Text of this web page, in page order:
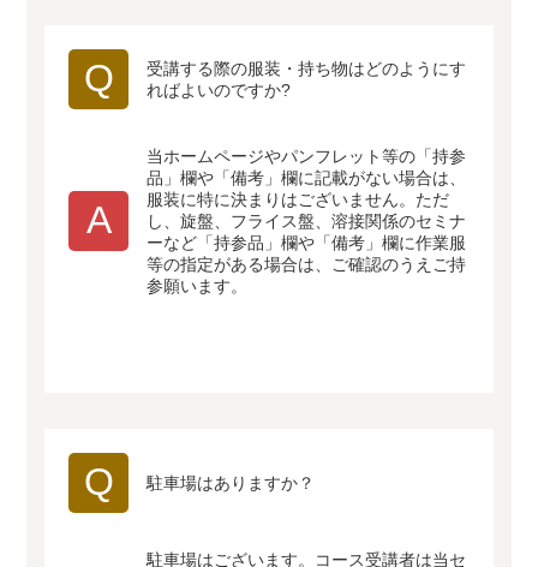
Q
受講する際の服装・持ち物はどのようにす
ればよいのですか?
A
当ホームページやパンフレット等の「持参
品」欄や「備考」欄に記載がない場合は、
服装に特に決まりはございません。ただ
し、旋盤、フライス盤、溶接関係のセミナ
ーなど「持参品」欄や「備考」欄に作業服
等の指定がある場合は、ご確認のうえご持
参願います。
Q 駐車場はありますか？
駐車場はございます。コース受講者は当セ